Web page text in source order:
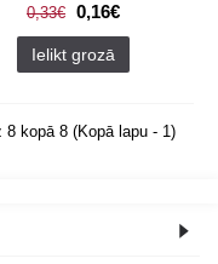
0,33€ 0,16€
Ielikt grozā
8 kopā 8 (Kopā lapu - 1)